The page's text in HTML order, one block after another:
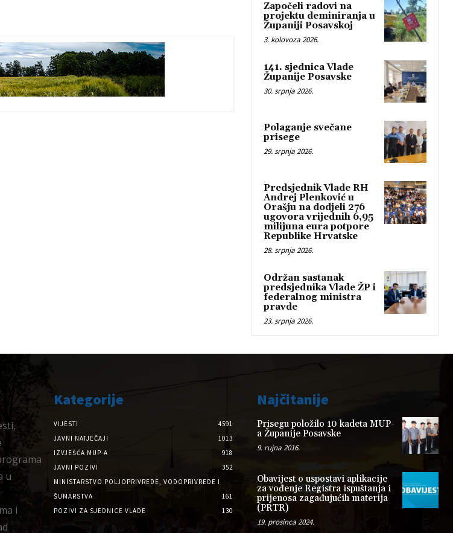
Započeli radovi na
projektu deminiranja u
Županiji Posavskoj
3. kolovoza 2026.
141. sjednica Vlade
Županije Posavske
30. srpnja 2026.
Polaganje svečane
prisege
29. srpnja 2026.
Predsjednik Vlade RH
Andrej Plenković u
Orašju na dodjeli 276
ugovora vrijednih 6,95
milijuna eura potpore
Republike Hrvatske
28. srpnja 2026.
Održan sastanak
predsjednika Vlade ŽP i
federalnog ministra
pravde
23. srpnja 2026.
u
i
Kategorije
VIJESTI
4591
JAVNI NATJEČAJI
1013
IZVJEŠĆA MUP-A
918
JAVNI POZIVI
352
MINISTARSTVO POLJOPRIVREDE, VODOPRIVREDE I
ŠUMARSTVA
161
POZIVI ZA SJEDNICE VLADE
130
Najčitanije
Prisegu položilo 10 kadeta MUP-
a Županije Posavske
9. rujna 2016.
Obavijest o uspostavi aplikacije
za vođenje Registra ispuštanja i
prijenosa zagađujućih materija
(PRTR)
19. prosinca 2024.